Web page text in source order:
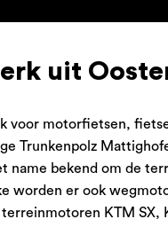
uit
voor motorfietsen,
Trunkenpolz
name bekend om de
worden er ook
KTM SX,